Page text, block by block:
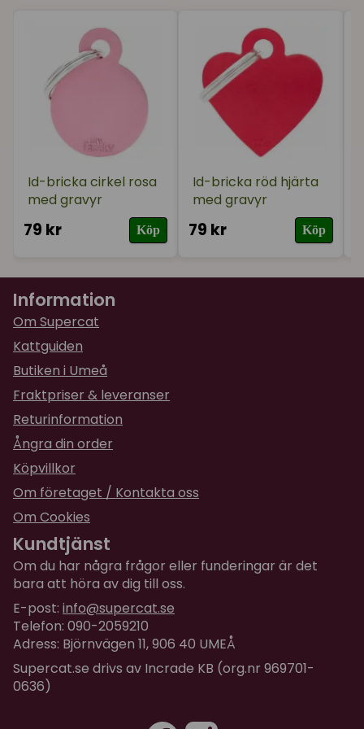
Id-bricka cirkel rosa
med gravyr
79 kr Köp
Id-bricka röd hjärta
med gravyr
79 kr Köp
Information
Om Supercat
Kattguiden
Butiken i Umeå
Fraktpriser & leveranser
Returinformation
Ångra din order
Köpvillkor
Om företaget / Kontakta oss
Om Cookies
Kundtjänst
Om du har några frågor eller funderingar är det
bara att höra av dig till oss.
E-post: info@supercat.se
Telefon: 090-2059210
Adress: Björnvägen 11, 906 40 UMEÅ
Supercat.se drivs av Incrade KB (org.nr 969701-
0636)